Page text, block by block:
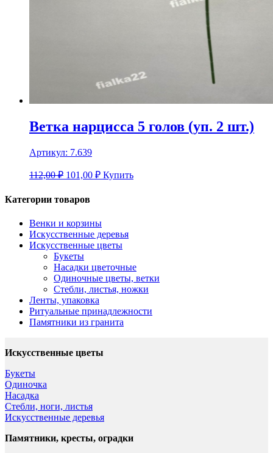
Ветка нарцисса 5 голов (уп. 2 шт.)
Артикул: 7.639
112,00 ₽ 101,00 ₽ Купить
Категории товаров
Венки и корзины
Искусственные деревья
Искусственные цветы
Букеты
Насадки цветочные
Одиночные цветы, ветки
Стебли, листья, ножки
Ленты, упаковка
Ритуальные принадлежности
Памятники из гранита
Искусственные цветы
Букеты
Одиночка
Насадка
Стебли, ноги, листья
Искусственные деревья
Памятники, кресты, оградки